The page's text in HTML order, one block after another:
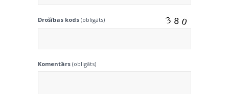
Drošības kods (obligāts)
Komentārs (obligāts)